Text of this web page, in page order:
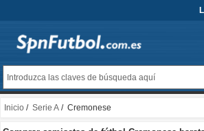
Inicio / Serie A / Cremonese